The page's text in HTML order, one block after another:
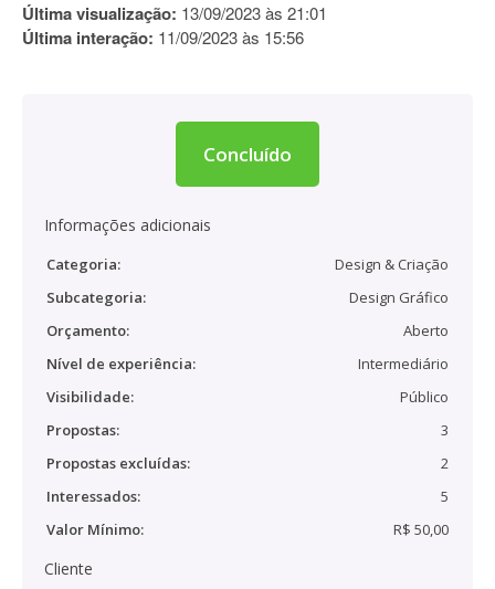
Última visualização: 13/09/2023 às 21:01
Última interação: 11/09/2023 às 15:56
Concluído
Informações adicionais
Categoria:
Design & Criação
Subcategoria:
Design Gráfico
Orçamento:
Aberto
Nível de experiência:
Intermediário
Visibilidade:
Público
Propostas:
3
Propostas excluídas:
2
Interessados:
5
Valor Mínimo:
R$ 50,00
Cliente